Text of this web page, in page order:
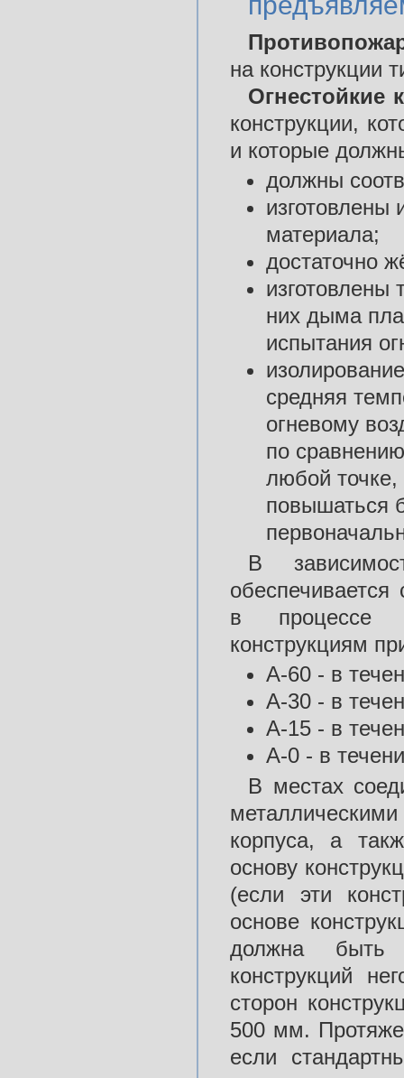
на конструкции
Огнестойкие
конструкции,
и которые
должны
изготовлены
материала;
достаточно
изготовлены
них дыма
испытания
средняя
огневому
по
любой
повышаться
В
в процессе
конструкциям
А-60 - в
А-30 - в
А-15 - в
А-0 - в
В местах
корпуса, а
основу
(если эти
основе
должна быть
конструкций
сторон
500 мм.
если